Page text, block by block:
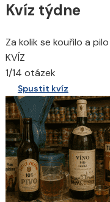
Kvíz týdne
Za kolik se kouřilo a
KVÍZ
1/14 otázek
Spustit kvíz